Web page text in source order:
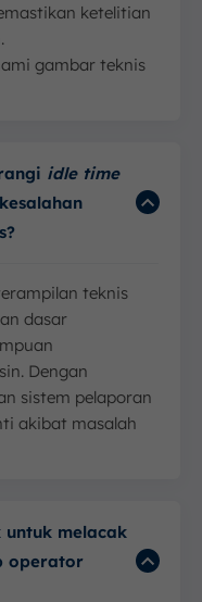
ketelitian
gambar teknis
idle time
teknis
dasar
Dengan
sistem pelaporan
akibat masalah
melacak
operator